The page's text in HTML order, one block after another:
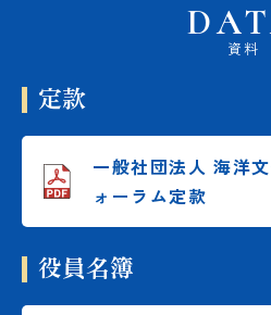
資料
定款
一般社団法人 海洋
ォーラム定款
役員名簿